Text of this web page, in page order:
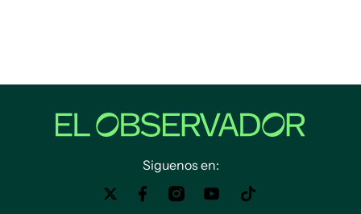
Siguenos en: